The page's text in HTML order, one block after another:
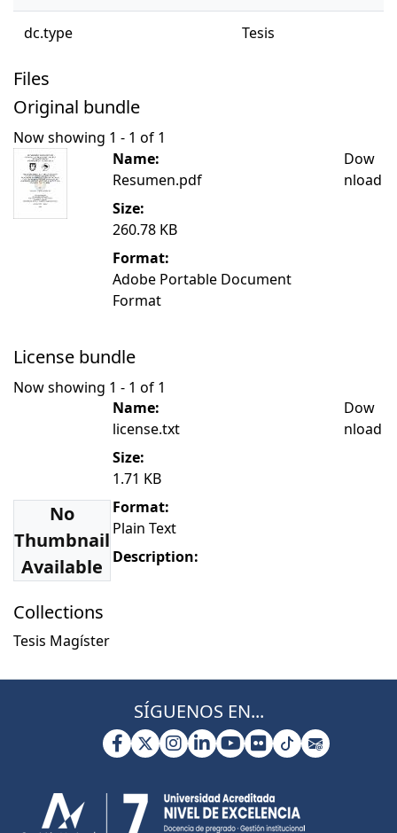
dc.type Tesis
Files
Original bundle
Now showing 1 - 1 of 1
Name:
Resumen.pdf
Size:
260.78 KB
Format:
Adobe Portable Document
Format
Dow
nload
License bundle
Now showing 1 - 1 of 1
No
Thumbnail
Available
Name:
license.txt
Size:
1.71 KB
Format:
Plain Text
Description:
Dow
nload
Collections
Tesis Magíster
SÍGUENOS EN...